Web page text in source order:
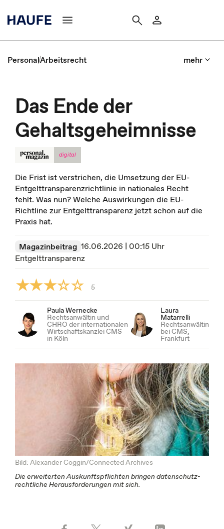
PersonalArbeitsrecht mehr
Das Ende der
Gehaltsgeheimnisse
digital
Die Frist ist verstrichen, die Umsetzung der EU-
Entgelttransparenzrichtlinie in nationales Recht
fehlt. Was nun? Welche Auswirkungen die EU-
Richtline zur Entgelttransparenz jetzt schon auf die
Praxis hat.
Magazinbeitrag 16.06.2026 | 00:15 Uhr
Entgelttransparenz
5
Paula Wernecke
Rechtsanwältin und
CHRO der internationalen
Wirtschaftskanzlei CMS
in Köln
Laura
Matarrelli
Rechtsanwältin
bei CMS,
Frankfurt
Bild: Alexander Coggin/Connected Archives
Die erwei­ter­­­­ten Aus­kunfts­pflichten bringen daten­schutz­
recht­liche Heraus­forderungen mit sich.